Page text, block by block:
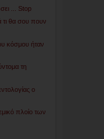
... Stop
τι θα σου πουν
κόσμου ήταν
τη
ο
πλοίο των